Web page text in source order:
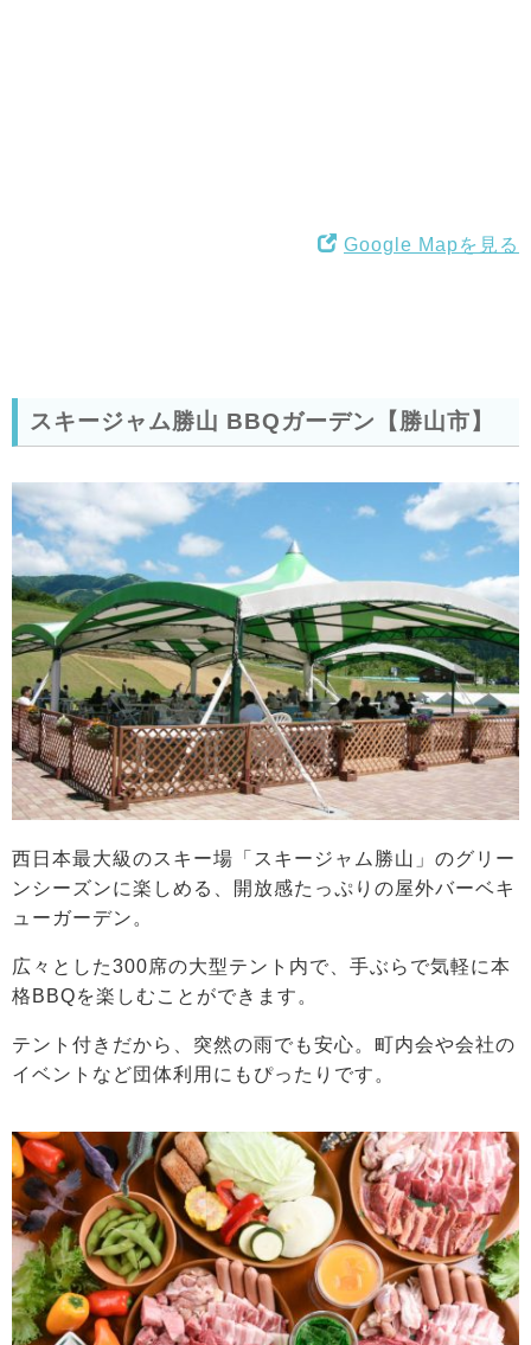
Google Mapを見る
スキージャム勝山 BBQガーデン【勝山市】
西日本最大級のスキー場「スキージャム勝山」のグリー
ンシーズンに楽しめる、開放感たっぷりの屋外バーベキ
ューガーデン。
広々とした300席の大型テント内で、手ぶらで気軽に本
格BBQを楽しむことができます。
テント付きだから、突然の雨でも安心。町内会や会社の
イベントなど団体利用にもぴったりです。